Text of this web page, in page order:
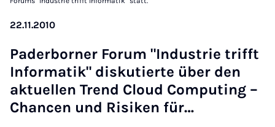
22.11.2010
Pa­der­bor­ner Fo­rum "In­dus­trie trifft
In­for­ma­tik" dis­ku­tier­te über den
ak­tu­el­len Trend Cloud Com­pu­ting –
Chan­cen und Ri­si­ken für…